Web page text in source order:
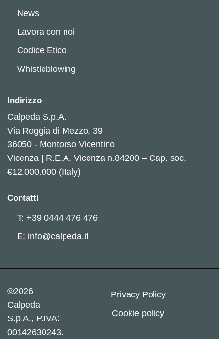
News
Lavora con noi
Codice Etico
Whistleblowing
Indirizzo
Calpeda S.p.A.
Via Roggia di Mezzo, 39
36050 - Montorso Vicentino
Vicenza | R.E.A. Vicenza n.84200 – Cap. soc.
€12.000.000 (Italy)
Contatti
T: +39 0444 476 476
E: info@calpeda.it
©2026
Calpeda
S.p.A., P.IVA:
00142630243.
Privacy Policy
Cookie policy